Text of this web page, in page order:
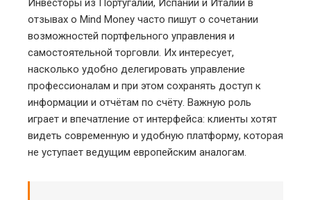
Инвесторы из Португалии, Испании и Италии в
отзывах о Mind Money часто пишут о сочетании
возможностей портфельного управления и
самостоятельной торговли. Их интересует,
насколько удобно делегировать управление
профессионалам и при этом сохранять доступ к
информации и отчётам по счёту. Важную роль
играет и впечатление от интерфейса: клиенты хотят
видеть современную и удобную платформу, которая
не уступает ведущим европейским аналогам.